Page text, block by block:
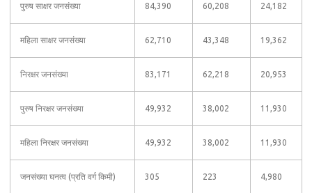
पुरुष साक्षर जनसंख्या 84,390 60,208 24,182
महिला साक्षर जनसंख्या 62,710 43,348 19,362
निरक्षर जनसंख्या 83,171 62,218 20,953
पुरुष निरक्षर जनसंख्या 49,932 38,002 11,930
महिला निरक्षर जनसंख्या 49,932 38,002 11,930
जनसंख्या घनत्व (प्रति वर्ग किमी) 305 223 4,980